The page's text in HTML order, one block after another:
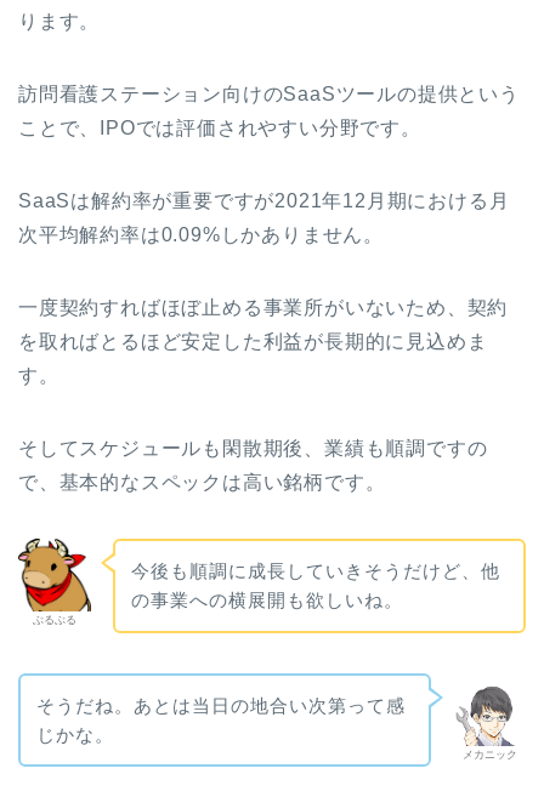
ります。
訪問看護ステーション向けのSaaSツールの提供という
ことで、IPOでは評価されやすい分野です。
SaaSは解約率が重要ですが2021年12月期における月
次平均解約率は0.09%しかありません。
一度契約すればほぼ止める事業所がいないため、契約
を取ればとるほど安定した利益が長期的に見込めま
す。
そしてスケジュールも閑散期後、業績も順調ですの
で、基本的なスペックは高い銘柄です。
ぶるぶる
今後も順調に成長していきそうだけど、他
の事業への横展開も欲しいね。
メカニック
そうだね。あとは当日の地合い次第って感
じかな。